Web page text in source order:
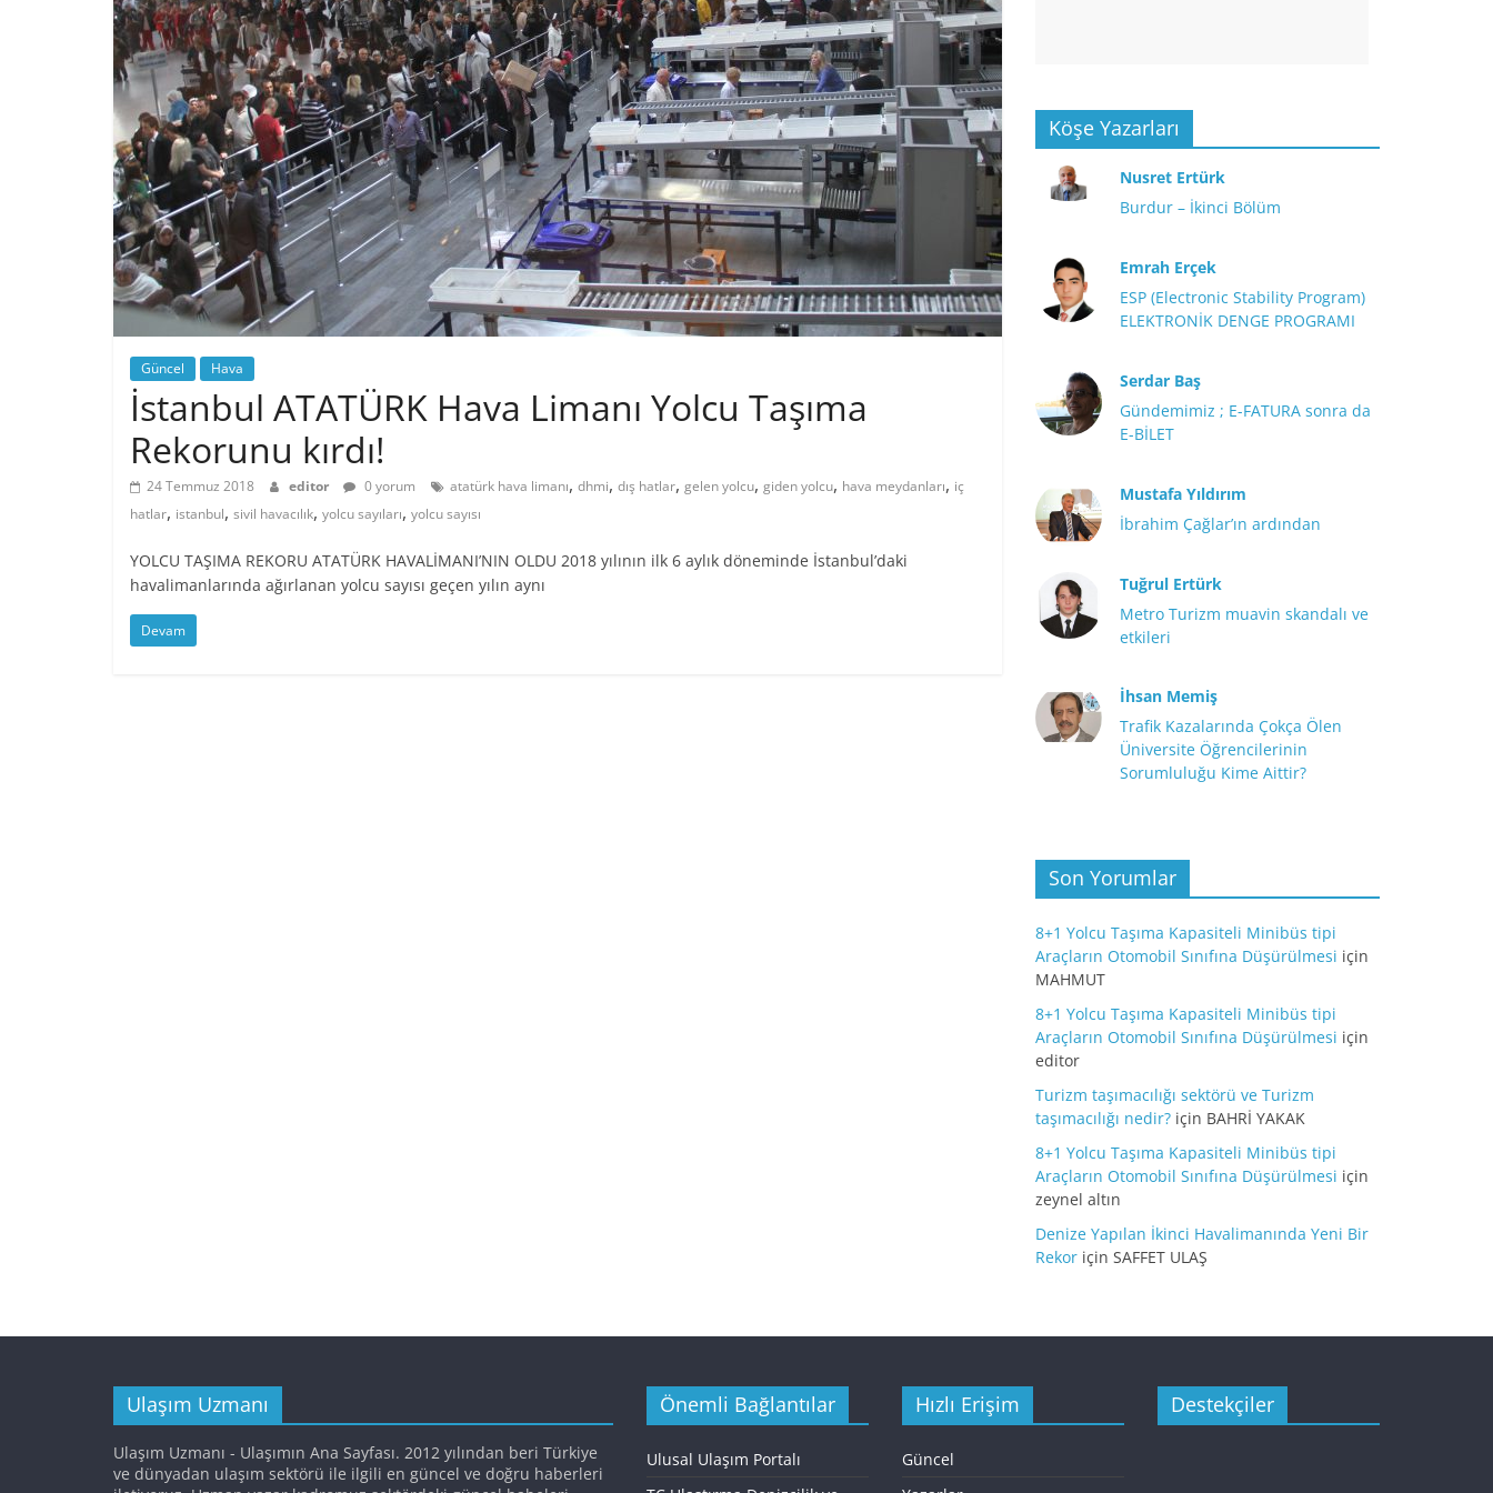
Güncel Hava
İstanbul ATATÜRK Hava Limanı Yolcu Taşıma
Rekorunu kırdı!
24 Temmuz 2018 editor 0 yorum atatürk hava limanı, dhmi, dış hatlar, gelen yolcu, giden yolcu, hava meydanları, iç
hatlar, istanbul, sivil havacılık, yolcu sayıları, yolcu sayısı
YOLCU TAŞIMA REKORU ATATÜRK HAVALİMANI’NIN OLDU 2018 yılının ilk 6 aylık döneminde İstanbul’daki
havalimanlarında ağırlanan yolcu sayısı geçen yılın aynı
Devam
Köşe Yazarları
Nusret Ertürk
Burdur – İkinci Bölüm
Emrah Erçek
ESP (Electronic Stability Program)
ELEKTRONİK DENGE PROGRAMI
Serdar Baş
Gündemimiz ; E-FATURA sonra da
E-BİLET
Mustafa Yıldırım
İbrahim Çağlar’ın ardından
Tuğrul Ertürk
Metro Turizm muavin skandalı ve
etkileri
İhsan Memiş
Trafik Kazalarında Çokça Ölen
Üniversite Öğrencilerinin
Sorumluluğu Kime Aittir?
Son Yorumlar
8+1 Yolcu Taşıma Kapasiteli Minibüs tipi
Araçların Otomobil Sınıfına Düşürülmesi için
MAHMUT
8+1 Yolcu Taşıma Kapasiteli Minibüs tipi
Araçların Otomobil Sınıfına Düşürülmesi için
editor
Turizm taşımacılığı sektörü ve Turizm
taşımacılığı nedir? için BAHRİ YAKAK
8+1 Yolcu Taşıma Kapasiteli Minibüs tipi
Araçların Otomobil Sınıfına Düşürülmesi için
zeynel altın
Denize Yapılan İkinci Havalimanında Yeni Bir
Rekor için SAFFET ULAŞ
Ulaşım Uzmanı
Ulaşım Uzmanı - Ulaşımın Ana Sayfası. 2012 yılından beri Türkiye
ve dünyadan ulaşım sektörü ile ilgili en güncel ve doğru haberleri
Önemli Bağlantılar
Ulusal Ulaşım Portalı
Hızlı Erişim
Güncel
Destekçiler